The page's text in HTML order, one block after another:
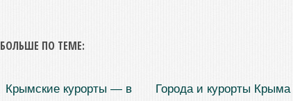
БОЛЬШЕ ПО ТЕМЕ:
Крымские курорты — в
Города и курорты Крыма